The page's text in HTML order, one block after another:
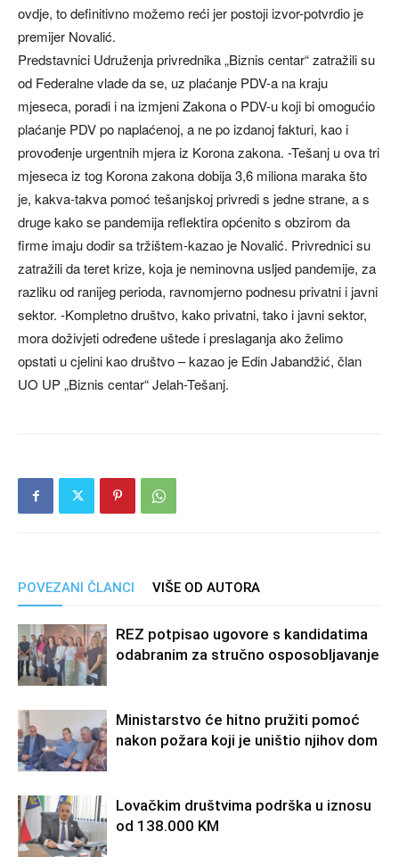
ovdje, to definitivno možemo reći jer postoji izvor-potvrdio je
premijer Novalić.
Predstavnici Udruženja privrednika „Biznis centar“ zatražili su
od Federalne vlade da se, uz plaćanje PDV-a na kraju
mjeseca, poradi i na izmjeni Zakona o PDV-u koji bi omogućio
plaćanje PDV po naplaćenoj, a ne po izdanoj fakturi, kao i
provođenje urgentnih mjera iz Korona zakona. -Tešanj u ova tri
mjeseca iz tog Korona zakona dobija 3,6 miliona maraka što
je, kakva-takva pomoć tešanjskoj privredi s jedne strane, a s
druge kako se pandemija reflektira općenito s obzirom da
firme imaju dodir sa tržištem-kazao je Novalić. Privrednici su
zatražili da teret krize, koja je neminovna usljed pandemije, za
razliku od ranijeg perioda, ravnomjerno podnesu privatni i javni
sektor. -Kompletno društvo, kako privatni, tako i javni sektor,
mora doživjeti određene uštede i preslaganja ako želimo
opstati u cjelini kao društvo – kazao je Edin Jabandžić, član
UO UP „Biznis centar“ Jelah-Tešanj.
POVEZANI ČLANCI VIŠE OD AUTORA
REZ potpisao ugovore s kandidatima
odabranim za stručno osposobljavanje
Ministarstvo će hitno pružiti pomoć
nakon požara koji je uništio njihov dom
Lovačkim društvima podrška u iznosu
od 138.000 KM